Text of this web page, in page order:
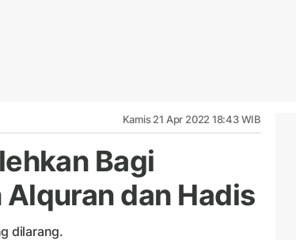
Kamis 21 Apr 2022 18:43 WIB
Bagi
dan Hadis
dilarang.